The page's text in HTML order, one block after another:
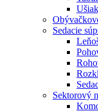
Sedacie
Sektorový